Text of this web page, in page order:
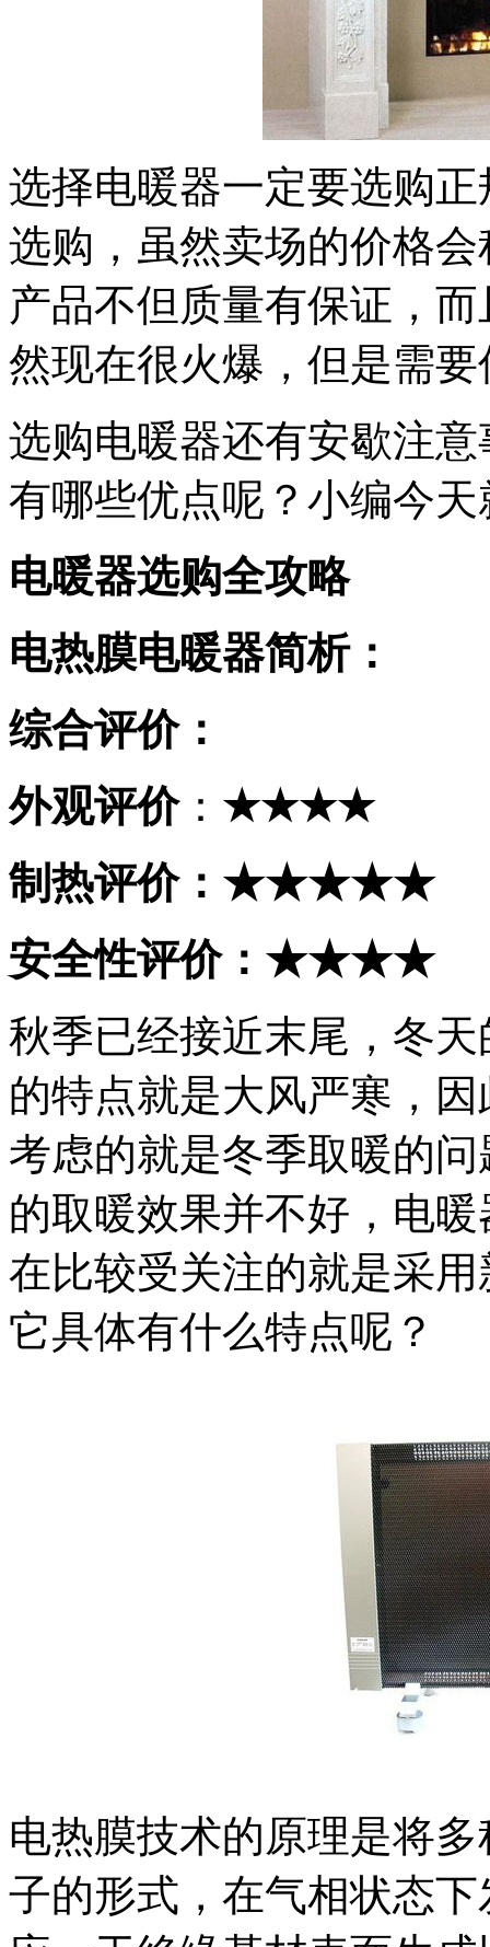
选择电暖器一定要选购
选购，虽然卖场的价格
产品不但质量有保证，
然现在很火爆，但是需
选购电暖器还有安歇注
有哪些优点呢？小编今
电暖器选购全攻略
电热膜电暖器简析：
综合评价：
外观评价： ★★★★
制热评价：★★★★★
安全性评价：★★★★
秋季已经接近末尾，冬
的特点就是大风严寒，
考虑的就是冬季取暖的
的取暖效果并不好，电
在比较受关注的就是采
它具体有什么特点呢？
电热膜技术的原理是将
子的形式，在气相状态